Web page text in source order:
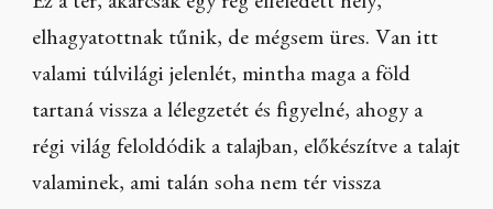
Ez a tér, akárcsak egy rég elfeledett hely,
elhagyatottnak tűnik, de mégsem üres. Van itt
valami túlvilági jelenlét, mintha maga a föld
tartaná vissza a lélegzetét és figyelné, ahogy a
régi világ feloldódik a talajban, előkészítve a talajt
valaminek, ami talán soha nem tér vissza